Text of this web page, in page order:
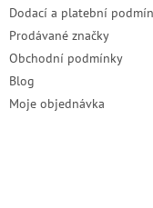
Dodací a platební
Prodávané značky
Obchodní podmínky
Blog
Moje objednávka